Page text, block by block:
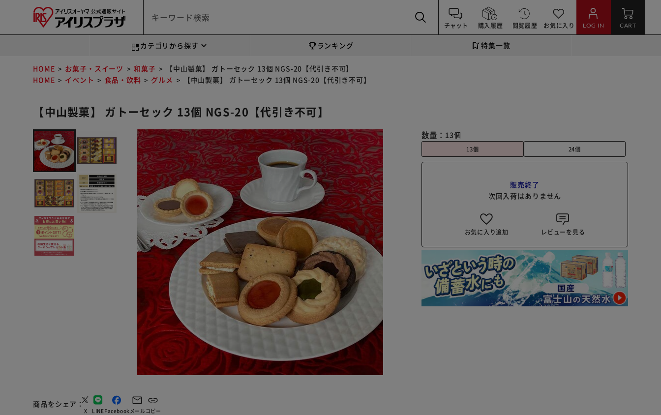
チャット 購入履歴 閲覧履歴 お気に入り LOG IN CART
カテゴリから探す ランキング 特集一覧
HOME お菓子・スイーツ 和菓子
【中山製菓】 ガトーセック 13個 NGS-20【代引き不可】
HOME
イベント 食品・飲料 グルメ 【中山製菓】 ガトーセック 13個 NGS-20【代引き不可】
【中山製菓】 ガトーセック 13個 NGS-20【代引き不可】
商品をシェア
X LINEFacebook メールコピー
数量： 13個
13個 24個
販売終了
次回入荷はありません
お気に入り追加 レビューを見る